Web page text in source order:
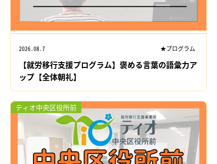
2026.08.7 ★プログラム
【就労移行支援プログラム】褒める言葉の語彙力ア
ップ【全体朝礼】
ティオ中央区役所前